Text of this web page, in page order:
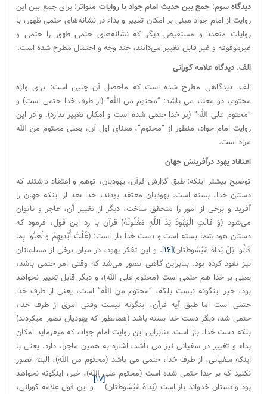
دیدگاه سوم: جمع بین حدیث امام جواد با روایات متواتر: برای جمع بین این
روایت از امام جواد مبنی بر امکان تغییر و بداء در نشانه‌های حتمی ظهور، با
روایات متعدد و مستفیض دیگر که نشانه‌های حتمی ظهور را حتمی و
غیرموقوفه و غیر قابل تغییر می‌دانند، چند وجه و احتمال مطرح شده است:
الف. دیدگاه علامه کورانی
الف. دیدگاهی مطرح شده است که ماحصل آن چنین است: برای واژه
محتوم، دو معنا، می باشد: “محتوم من الله” (از طرف خدا حتمی است) و
“محتوم علی الله” (بر خدا حتمی شده است و امکان تغییر ندارد). و در این
روایت امام جواد، منظور از “محتوم”، معنای اول آن، یعنی محتوم من الله
مراد است.
اعتقاد یهود درآفرینش جهان
توضیح بیشتر اینکه: طبق گزارش قرآن، یهودیان، توهم و اعتقاد داشتند که
دستان خدا، بسته است. بهودیان معتقد بودند، خدا بعد از اینکه جهان را
آفرید و برخی از امور را متحقق ساخت، دیگر از تغییر آن، عاجر و ناتوان
می‌شود (وَ قالَتِ الْیَهُودُ یَدُ اللَّهِ مَغْلُولَهٌ) قرآن با رد این قول، فرمود که
دستان هود شما بسته است و دست خدا باز است: (غُلَّتْ أَیْدیهِمْ وَ لُعِنُوا بِما
قالُوا بَلْ یَداهُ مَبْسُوطَتان)[۱۶]
. و این تفکر یهود، در میان برخی از مسلمانان
نیز نفوذ کرده بود. بنابراین گاهی تصور می‌شد که وقتی امر حتمی باشد،
یعنی بر خدا هم حتمی است (محتوم علی الله)، و دیگر قابل تغییر نخواهد
بود، خیر اینگونه نیست بلکه، “محتوم من الله” است، یعنی از طرف خدا
حتمی است اما طبق آیه قرآن، اینگونه نیست وقتی امری از طرف خدا،
حتمی شد، دیگر دست خدا بسته باشد (همانطور که یهودیان تصور میکردند)
بلکه دست خدا، باز است. بنابراین این روایت امام جواد، که میفرماید امکان
بداء و تغییر در سفیانی نیز می باشد، اشاره به همین ماجرا، دارد. یعنی با
اینکه سفیانی، از طرف خدا، حتمی می باشد (محتوم من الله)، البته تصور
نکنید که بر خدا حتمی شده است (محتوم علی الله)، خیر، اینگونه نخواهد
بود و دستان خدواند باز است (یَداهُ مَبْسُوطَتان)
[۱۷]
و این قول علامه کورانی،